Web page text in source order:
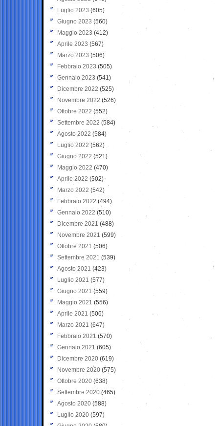
Luglio 2023 (605)
Giugno 2023 (560)
Maggio 2023 (412)
Aprile 2023 (567)
Marzo 2023 (506)
Febbraio 2023 (505)
Gennaio 2023 (541)
Dicembre 2022 (525)
Novembre 2022 (526)
Ottobre 2022 (552)
Settembre 2022 (584)
Agosto 2022 (584)
Luglio 2022 (562)
Giugno 2022 (521)
Maggio 2022 (470)
Aprile 2022 (502)
Marzo 2022 (542)
Febbraio 2022 (494)
Gennaio 2022 (510)
Dicembre 2021 (488)
Novembre 2021 (599)
Ottobre 2021 (506)
Settembre 2021 (539)
Agosto 2021 (423)
Luglio 2021 (577)
Giugno 2021(559)
Maggio 2021 (556)
Aprile 2021 (506)
Marzo 2021 (647)
Febbraio 2021 (570)
Gennaio 2021 (605)
Dicembre 2020 (619)
Novembre 2020 (575)
Ottobre 2020 (638)
Settembre 2020(465)
Agosto 2020 (588)
Luglio 2020 (597)